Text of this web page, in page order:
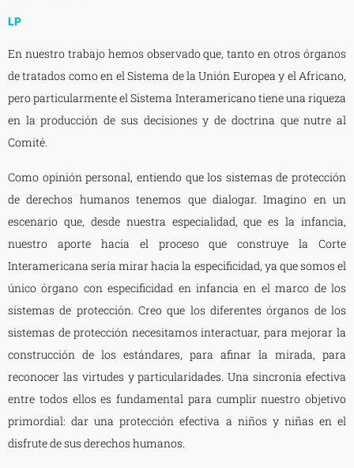
LP
En nuestro trabajo hemos observado que, tanto en otros órganos
de tratados como en el Sistema de la Unión Europea y el Africano,
pero particularmente el Sistema Interamericano tiene una riqueza
en la producción de sus decisiones y de doctrina que nutre al
Comité.
Como opinión personal, entiendo que los sistemas de protección
de derechos humanos tenemos que dialogar. Imagino en un
escenario que, desde nuestra especialidad, que es la infancia,
nuestro aporte hacia el proceso que construye la Corte
Interamericana sería mirar hacia la especificidad, ya que somos el
único órgano con especificidad en infancia en el marco de los
sistemas de protección. Creo que los diferentes órganos de los
sistemas de protección necesitamos interactuar, para mejorar la
construcción de los estándares, para afinar la mirada, para
reconocer las virtudes y particularidades. Una sincronía efectiva
entre todos ellos es fundamental para cumplir nuestro objetivo
primordial: dar una protección efectiva a niños y niñas en el
disfrute de sus derechos humanos.